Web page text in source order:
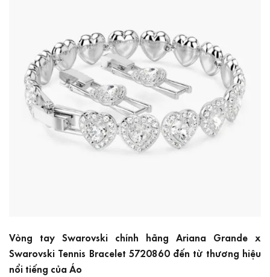
Vòng tay Swarovski chính hãng Ariana Grande x
Swarovski Tennis Bracelet 5720860 đến từ thương hiệu
nổi tiếng của Áo